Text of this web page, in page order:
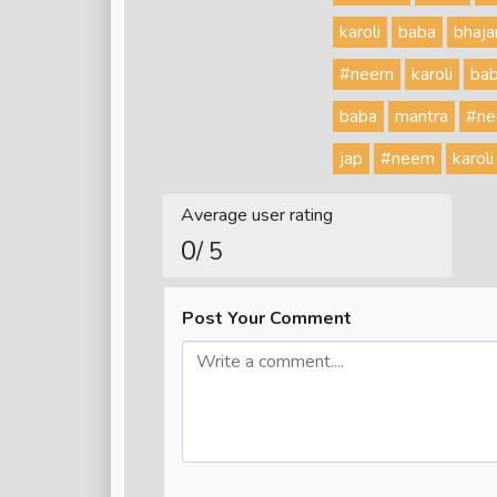
karoli
baba
#neem
karoli
baba
mantra
jap
#neem karoli
Average user rating
0/ 5
Post Your Comment